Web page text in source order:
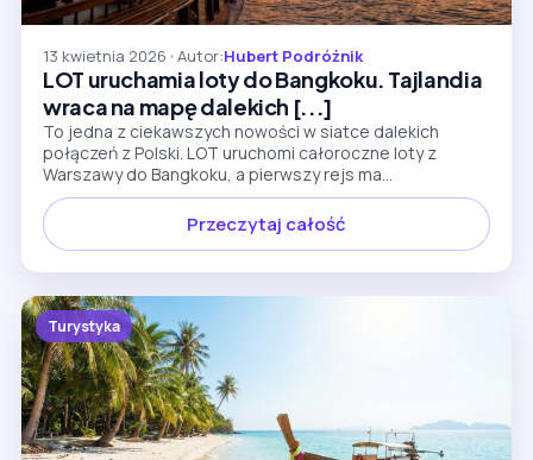
13 kwietnia 2026 •Autor:Hubert Podróżnik
LOT uruchamia loty do Bangkoku. Tajlandia
wraca na mapę dalekich [...]
To jedna z ciekawszych nowości w siatce dalekich
połączeń z Polski. LOT uruchomi całoroczne loty z
Warszawy do Bangkoku, a pierwszy rejs ma...
Przeczytaj całość
Turystyka